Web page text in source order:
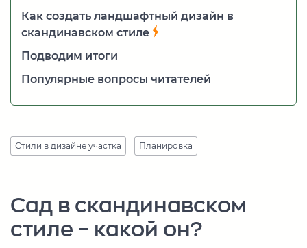
Как создать ландшафтный дизайн в
скандинавском стиле
Подводим итоги
Популярные вопросы читателей
Стили в дизайне участка Планировка
Сад в скандинавском
стиле – какой он?